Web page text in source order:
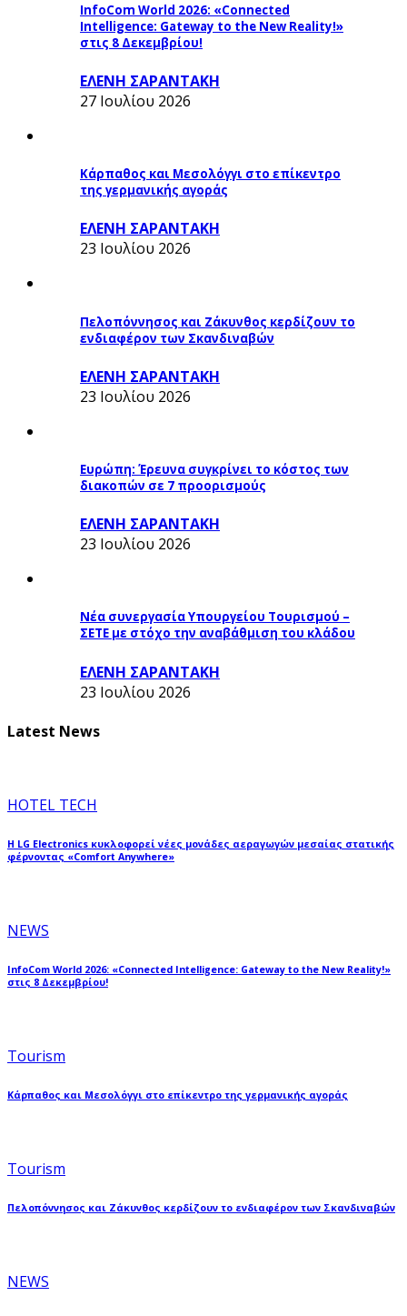
InfoCom World 2026: «Connected
Intelligence: Gateway to the New Reality!»
στις 8 Δεκεμβρίου!
ΕΛΕΝΗ ΣΑΡΑΝΤΑΚΗ
27 Ιουλίου 2026
Κάρπαθος και Μεσολόγγι στο επίκεντρο
της γερμανικής αγοράς
ΕΛΕΝΗ ΣΑΡΑΝΤΑΚΗ
23 Ιουλίου 2026
Πελοπόννησος και Ζάκυνθος κερδίζουν το
ενδιαφέρον των Σκανδιναβών
ΕΛΕΝΗ ΣΑΡΑΝΤΑΚΗ
23 Ιουλίου 2026
Ευρώπη: Έρευνα συγκρίνει το κόστος των
διακοπών σε 7 προορισμούς
ΕΛΕΝΗ ΣΑΡΑΝΤΑΚΗ
23 Ιουλίου 2026
Νέα συνεργασία Υπουργείου Τουρισμού –
ΣΕΤΕ με στόχο την αναβάθμιση του κλάδου
ΕΛΕΝΗ ΣΑΡΑΝΤΑΚΗ
23 Ιουλίου 2026
Latest News
HOTEL TECH
Η LG Electronics κυκλοφορεί νέες μονάδες αεραγωγών μεσαίας στατικής
φέρνοντας «Comfort Anywhere»
NEWS
InfoCom World 2026: «Connected Intelligence: Gateway to the New Reality!»
στις 8 Δεκεμβρίου!
Tourism
Κάρπαθος και Μεσολόγγι στο επίκεντρο της γερμανικής αγοράς
Tourism
Πελοπόννησος και Ζάκυνθος κερδίζουν το ενδιαφέρον των Σκανδιναβών
NEWS